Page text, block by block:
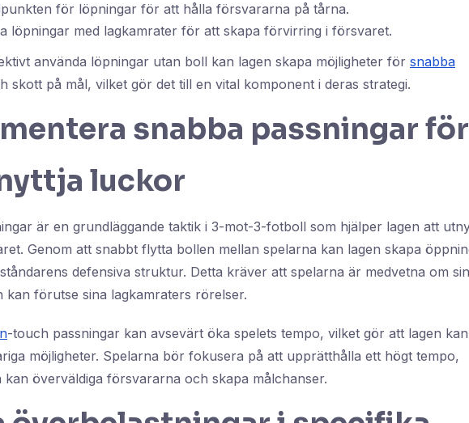
för löpningar för att hålla försvararna på tårna.
löpningar med lagkamrater för att skapa förvirring i försvaret.
använda löpningar utan boll kan lagen skapa möjligheter för snabba
skott på mål, vilket gör det till en vital komponent i deras strategi.
snabba passningar för
luckor
är en grundläggande taktik i 3-mot-3-fotboll som hjälper lagen att
Genom att snabbt flytta bollen mellan spelarna kan lagen skapa
defensiva struktur. Detta kräver att spelarna är medvetna om sin
kan förutse sina lagkamraters rörelser.
-touch passningar kan avsevärt öka spelets tempo, vilket gör att lagen kan
möjligheter. Spelarna bör fokusera på att upprätthålla ett högt tempo,
kan överväldiga försvararna och skapa målchanser.